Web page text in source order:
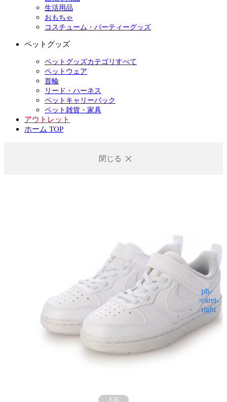
生活用品
おもちゃ
コスチューム・パーティーグッズ
ペットグッズ
ペットグッズカテゴリすべて
ペットウェア
首輪
リード・ハーネス
ペットキャリーバック
ペット雑貨・家具
アウトレット
ホーム TOP
閉じる
1/6